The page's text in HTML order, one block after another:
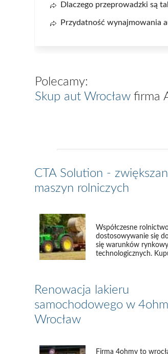
Dlaczego przeprowadzki są
Przydatność wynajmowania
Polecamy:
Skup aut Wrocławfirma
CTA Solution -
maszyn rolniczych
Współczesne
dostosowywanie się
się warunków
technologicznych.
Renowacja lakieru
samochodowego w
Wrocław
Firma 4ohmy to